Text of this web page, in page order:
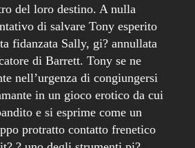
del loro destino. A nulla
di salvare Tony esperito
fidanzata Sally, gi? annullata
di Barrett. Tony se ne
nell’urgenza di congiungersi
in un gioco erotico da cui
e si esprime come un
protratto contatto frenetico